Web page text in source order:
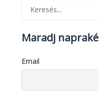
Maradj
Email